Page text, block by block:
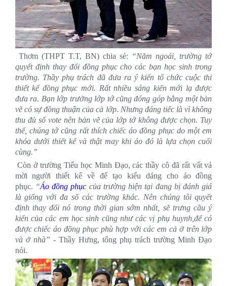
Thơm (THPT T.T, BN) chia sẻ: “Năm ngoái, trường tớ
quyết định thay đổi đồng phục cho các bạn học sinh trong
trường. Thầy phụ trách đã đưa ra ý kiến tổ chức cuộc thi
thiết kế đồng phục mới. Rất nhiều sáng kiến mới lạ được
đưa ra. Bạn lớp trưởng lớp tớ cũng đóng góp bằng một bản
vẽ có sự đồng thuận của cả lớp. Nhưng đáng tiếc là vì không
thu đủ số vote nên bản vẽ của lớp tớ không được chọn. Tuy
thế, chúng tớ cũng rất thích chiếc áo đồng phục do một em
khóa dưới thiết kế và thật may khi áo đó là lựa chọn cuối
cùng.”
Còn ở trường Tiểu học Minh Đạo, các thầy cô đã rất vất vả
mời người thiết kế về để tạo kiểu dáng cho áo đồng
phục. “Áo đồng phục của trường hiện tại đang bị đánh giá
là giống với đa số các trường khác. Nên chúng tôi quyết
định thay đổi nó trong thời gian sớm nhất, sẽ trưng cầu ý
kiến của các em học sinh cũng như các vị phụ huynh,để có
được chiếc áo đồng phục phù hợp với các em cả ở trên lớp
và ở nhà” - Thầy Hưng, tổng phụ trách trường Minh Đạo
nói.